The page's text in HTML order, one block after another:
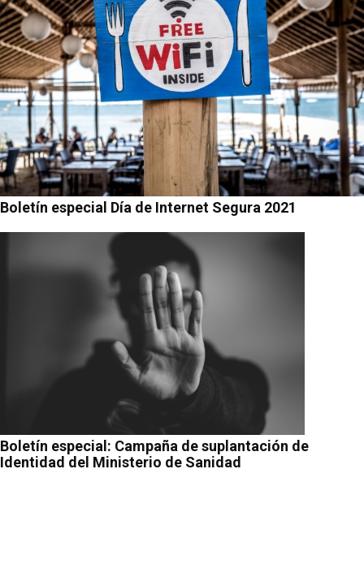
Boletín especial Día de Internet Segura 2021
Boletín especial: Campaña de suplantación de
Identidad del Ministerio de Sanidad